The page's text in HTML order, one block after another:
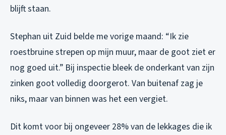
blijft staan.
Stephan uit Zuid belde me vorige maand: “Ik zie
roestbruine strepen op mijn muur, maar de goot ziet er
nog goed uit.” Bij inspectie bleek de onderkant van zijn
zinken goot volledig doorgerot. Van buitenaf zag je
niks, maar van binnen was het een vergiet.
Dit komt voor bij ongeveer 28% van de lekkages die ik